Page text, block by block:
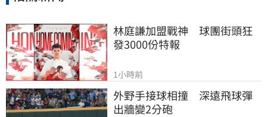
林庭謙加盟戰神　球團街頭狂
發3000份特報
1小時前
外野手接球相撞　深遠飛球彈
出牆變2分砲